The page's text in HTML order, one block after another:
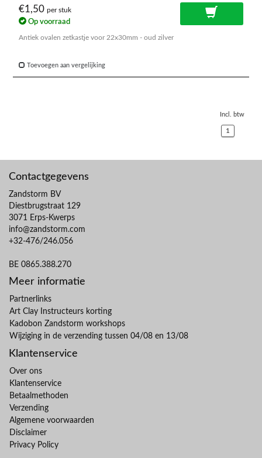
€1,50 per stuk
Op voorraad
Antiek ovalen zetkastje voor 22x30mm - oud zilver
Toevoegen aan vergelijking
Incl. btw
1
Contactgegevens
Zandstorm BV
Diestbrugstraat 129
3071 Erps-Kwerps
info@zandstorm.com
+32-476/246.056
BE 0865.388.270
Meer informatie
Partnerlinks
Art Clay Instructeurs korting
Kadobon Zandstorm workshops
Wijziging in de verzending tussen 04/08 en 13/08
Klantenservice
Over ons
Klantenservice
Betaalmethoden
Verzending
Algemene voorwaarden
Disclaimer
Privacy Policy